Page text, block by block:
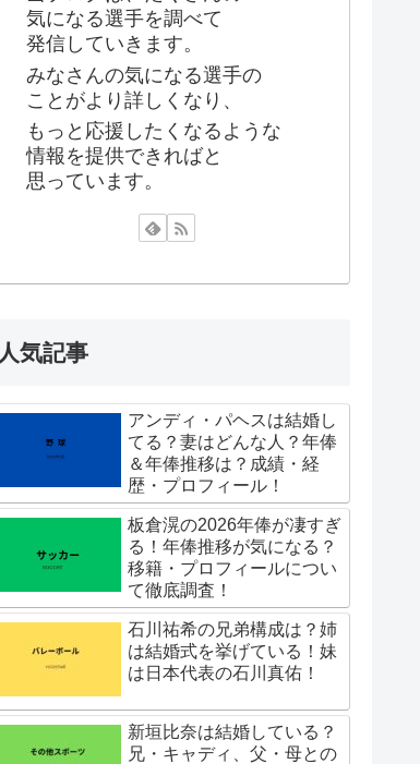
気になる選手を調べて
発信していきます。
みなさんの気になる選手の
ことがより詳しくなり、
もっと応援したくなるような
情報を提供できればと
思っています。
人気記事
アンディ・パヘスは結婚し
てる？妻はどんな人？年俸
＆年俸推移は？成績・経
歴・プロフィール！
板倉滉の2026年俸が凄すぎ
る！年俸推移が気になる？
移籍・プロフィールについ
て徹底調査！
石川祐希の兄弟構成は？姉
は結婚式を挙げている！妹
は日本代表の石川真佑！
新垣比奈は結婚している？
兄・キャディ、父・母との